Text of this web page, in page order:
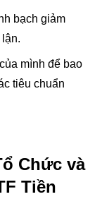
bạch giảm
mình để bao
tiêu chuẩn
Chức và
Tiền